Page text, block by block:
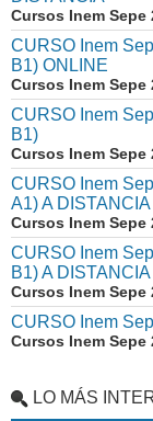
Cursos Inem Sepe
CURSO Inem
B1) ONLINE
Cursos Inem Sepe
CURSO Inem
B1)
Cursos Inem Sepe
CURSO Inem
A1) A DISTANCIA
Cursos Inem Sepe
CURSO Inem
B1) A DISTANCIA
Cursos Inem Sepe
CURSO Inem
Cursos Inem Sepe
LO MÁS